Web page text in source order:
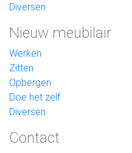
Diversen
Nieuw meubilair
Werken
Zitten
Opbergen
Doe het zelf
Diversen
Contact